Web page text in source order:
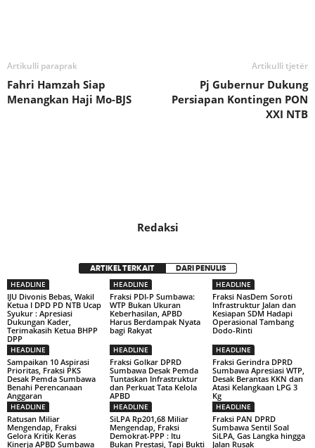
Artikulli paraprak
Fahri Hamzah Siap
Menangkan Haji Mo-BJS
Artikulli tjetër
Pj Gubernur Dukung
Persiapan Kontingen PON
XXI NTB
Redaksi
ARTIKEL TERKAIT DARI PENULIS
HEADLINE
IJU Divonis Bebas, Wakil
Ketua I DPD PD NTB Ucap
Syukur : Apresiasi
Dukungan Kader,
Terimakasih Ketua BHPP
DPP
HEADLINE
Fraksi PDI-P Sumbawa:
WTP Bukan Ukuran
Keberhasilan, APBD
Harus Berdampak Nyata
bagi Rakyat
HEADLINE
Fraksi NasDem Soroti
Infrastruktur Jalan dan
Kesiapan SDM Hadapi
Operasional Tambang
Dodo-Rinti
HEADLINE
Sampaikan 10 Aspirasi
Prioritas, Fraksi PKS
Desak Pemda Sumbawa
Benahi Perencanaan
Anggaran
HEADLINE
Fraksi Golkar DPRD
Sumbawa Desak Pemda
Tuntaskan Infrastruktur
dan Perkuat Tata Kelola
APBD
HEADLINE
Fraksi Gerindra DPRD
Sumbawa Apresiasi WTP,
Desak Berantas KKN dan
Atasi Kelangkaan LPG 3
Kg
HEADLINE
Ratusan Miliar
Mengendap, Fraksi
Gelora Kritik Keras
Kinerja APBD Sumbawa
HEADLINE
SiLPA Rp201,68 Miliar
Mengendap, Fraksi
Demokrat-PPP : Itu
Bukan Prestasi, Tapi Bukti
HEADLINE
Fraksi PAN DPRD
Sumbawa Sentil Soal
SiLPA, Gas Langka hingga
Jalan Rusak